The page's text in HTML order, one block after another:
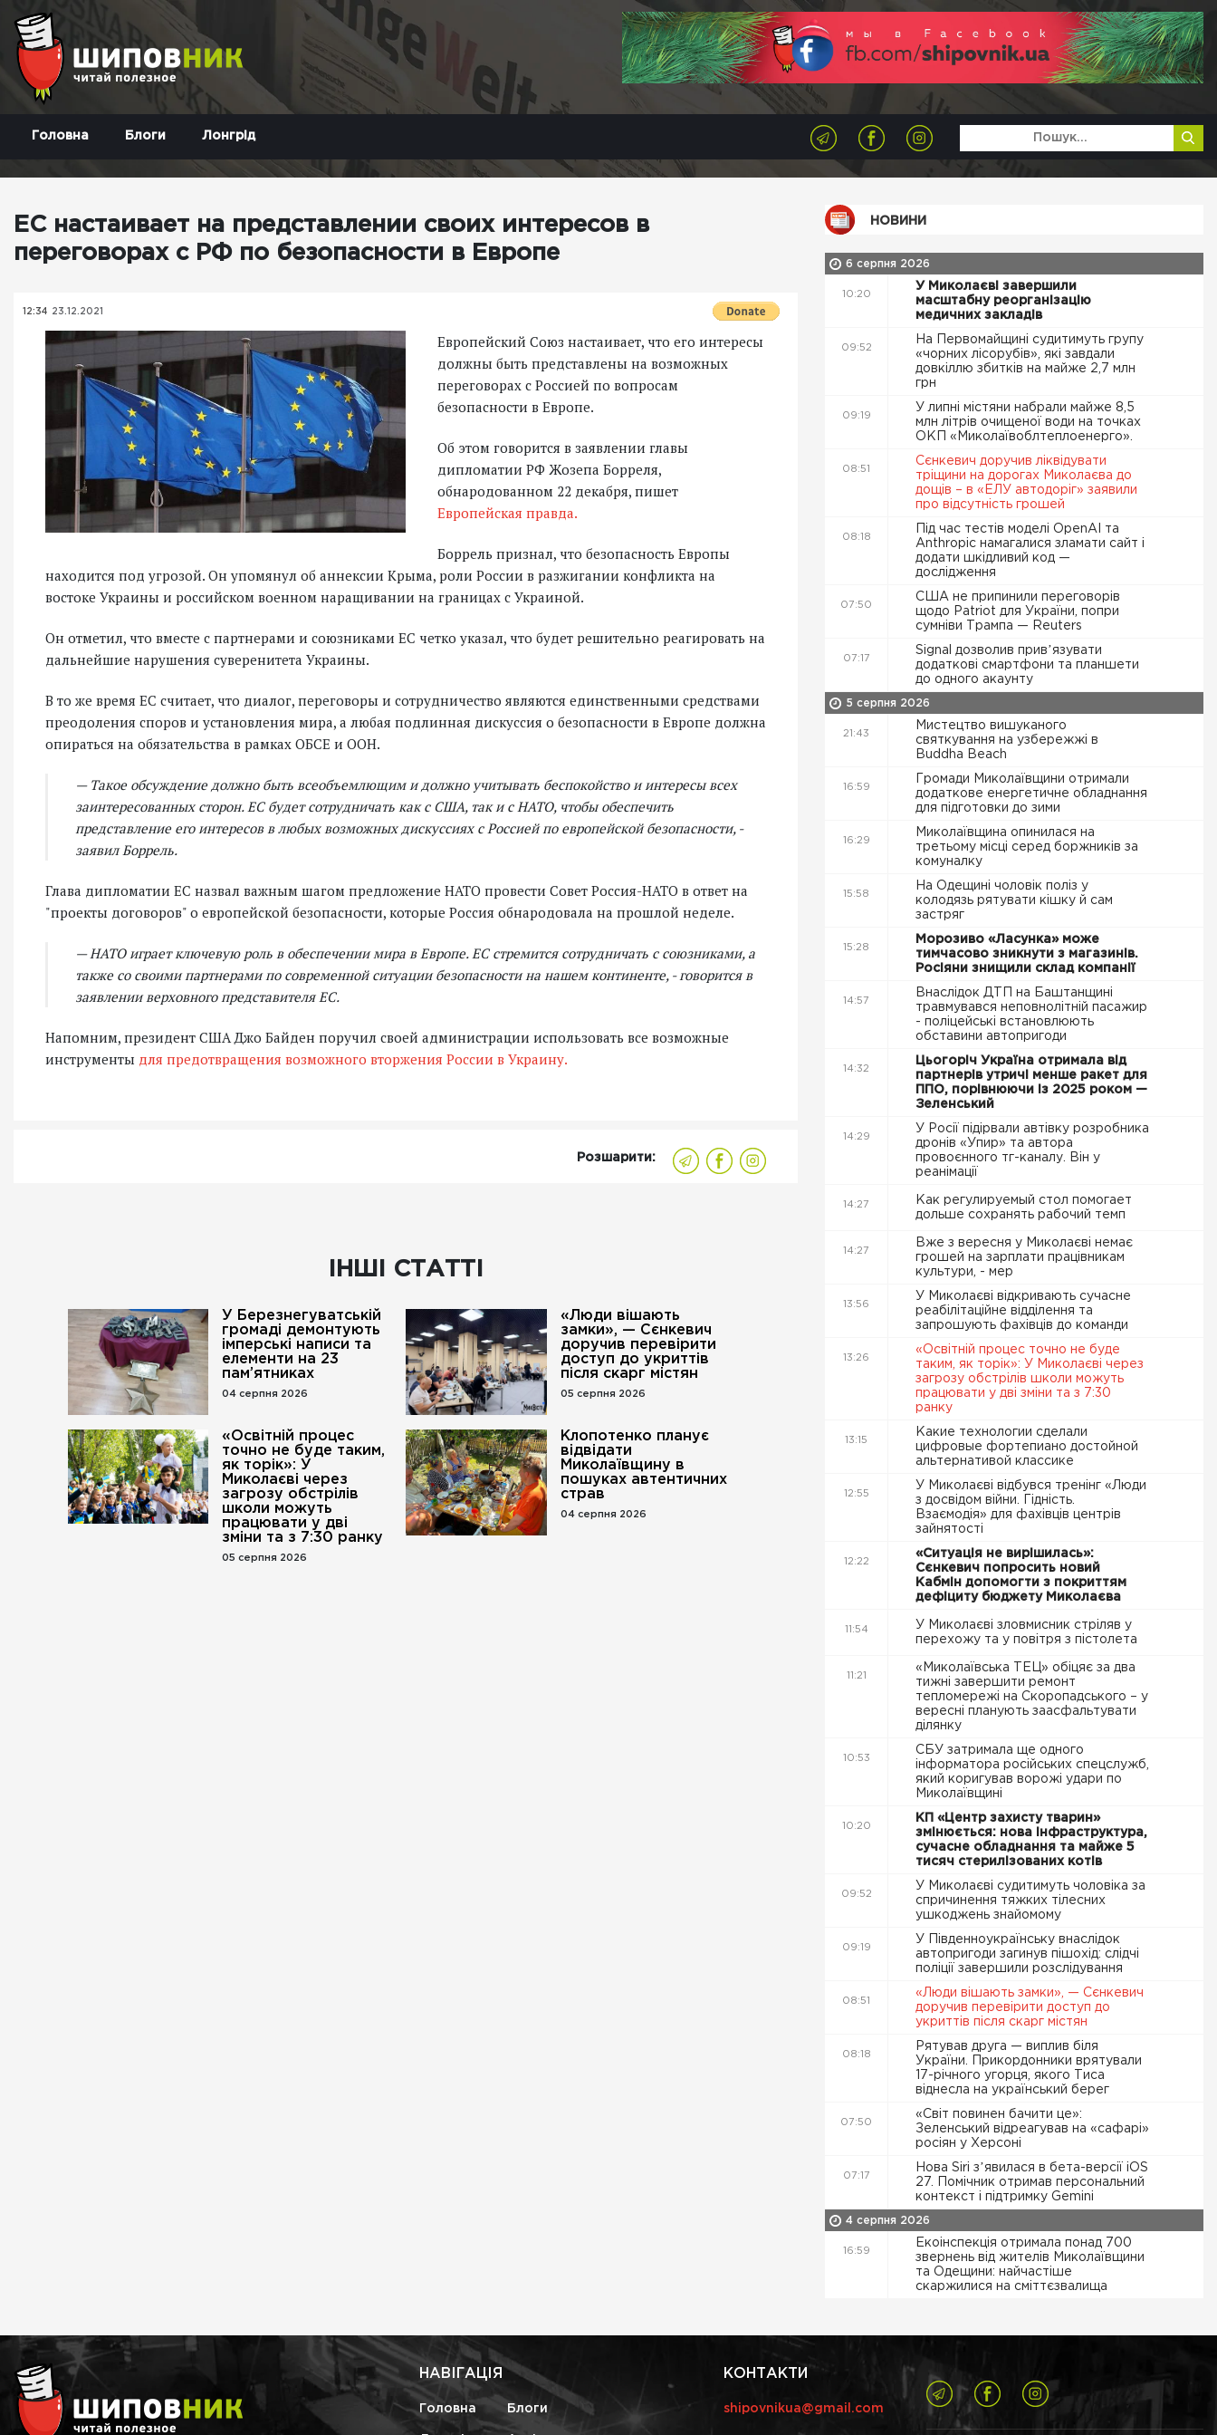
Головна Блоги Лонгрід
ЕС настаивает на представлении своих интересов в
переговорах с РФ по безопасности в Европе
12:34 23.12.2021
Европейский Союз настаивает, что его интересы
должны быть представлены на возможных
переговорах с Россией по вопросам
безопасности в Европе.
Об этом говорится в заявлении главы
дипломатии РФ Жозепа Борреля,
обнародованном 22 декабря, пишет
Европейская правда.
Боррель признал, что безопасность Европы
находится под угрозой. Он упомянул об аннексии Крыма, роли России в разжигании конфликта на
востоке Украины и российском военном наращивании на границах с Украиной.
Он отметил, что вместе с партнерами и союзниками ЕС четко указал, что будет решительно реагировать на
дальнейшие нарушения суверенитета Украины.
В то же время ЕС считает, что диалог, переговоры и сотрудничество являются единственными средствами
преодоления споров и установления мира, а любая подлинная дискуссия о безопасности в Европе должна
опираться на обязательства в рамках ОБСЕ и ООН.
— Такое обсуждение должно быть всеобъемлющим и должно учитывать беспокойство и интересы всех
заинтересованных сторон. ЕС будет сотрудничать как с США, так и с НАТО, чтобы обеспечить
представление его интересов в любых возможных дискуссиях с Россией по европейской безопасности, -
заявил Боррель.
Глава дипломатии ЕС назвал важным шагом предложение НАТО провести Совет Россия-НАТО в ответ на
"проекты договоров" о европейской безопасности, которые Россия обнародовала на прошлой неделе.
— НАТО играет ключевую роль в обеспечении мира в Европе. ЕС стремится сотрудничать с союзниками, а
также со своими партнерами по современной ситуации безопасности на нашем континенте, - говорится в
заявлении верховного представителя ЕС.
Напомним, президент США Джо Байден поручил своей администрации использовать все возможные
инструменты для предотвращения возможного вторжения России в Украину.
Розшарити:
ІНШІ СТАТТІ
У Березнегуватській
громаді демонтують
імперські написи та
елементи на 23
пам’ятниках
04 серпня 2026
«Люди вішають
замки», — Сєнкевич
доручив перевірити
доступ до укриттів
після скарг містян
05 серпня 2026
«Освітній процес
точно не буде таким,
як торік»: У
Миколаєві через
загрозу обстрілів
школи можуть
працювати у дві
зміни та з 7:30 ранку
05 серпня 2026
Клопотенко планує
відвідати
Миколаївщину в
пошуках автентичних
страв
04 серпня 2026
НОВИНИ
6 серпня 2026
10:20
У Миколаєві завершили
масштабну реорганізацію
медичних закладів
09:52
На Первомайщині судитимуть групу
«чорних лісорубів», які завдали
довкіллю збитків на майже 2,7 млн
грн
09:19
У липні містяни набрали майже 8,5
млн літрів очищеної води на точках
ОКП «Миколаївоблтеплоенерго».
08:51
Сєнкевич доручив ліквідувати
тріщини на дорогах Миколаєва до
дощів – в «ЕЛУ автодоріг» заявили
про відсутність грошей
08:18
Під час тестів моделі OpenAI та
Anthropic намагалися зламати сайт і
додати шкідливий код —
дослідження
07:50
США не припинили переговорів
щодо Patriot для України, попри
сумніви Трампа — Reuters
07:17
Signal дозволив привʼязувати
додаткові смартфони та планшети
до одного акаунту
5 серпня 2026
21:43
Мистецтво вишуканого
святкування на узбережжі в
Buddha Beach
16:59
Громади Миколаївщини отримали
додаткове енергетичне обладнання
для підготовки до зими
16:29
Миколаївщина опинилася на
третьому місці серед боржників за
комуналку
15:58
На Одещині чоловік поліз у
колодязь рятувати кішку й сам
застряг
15:28
Морозиво «Ласунка» може
тимчасово зникнути з магазинів.
Росіяни знищили склад компанії
14:57
Внаслідок ДТП на Баштанщині
травмувався неповнолітній пасажир
- поліцейські встановлюють
обставини автопригоди
14:32
Цьогоріч Україна отримала від
партнерів утричі менше ракет для
ППО, порівнюючи із 2025 роком —
Зеленський
14:29
У Росії підірвали автівку розробника
дронів «Упир» та автора
провоєнного тг-каналу. Він у
реанімації
14:27
Как регулируемый стол помогает
дольше сохранять рабочий темп
14:27
Вже з вересня у Миколаєві немає
грошей на зарплати працівникам
культури, - мер
13:56
У Миколаєві відкривають сучасне
реабілітаційне відділення та
запрошують фахівців до команди
13:26
«Освітній процес точно не буде
таким, як торік»: У Миколаєві через
загрозу обстрілів школи можуть
працювати у дві зміни та з 7:30
ранку
13:15
Какие технологии сделали
цифровые фортепиано достойной
альтернативой классике
12:55
У Миколаєві відбувся тренінг «Люди
з досвідом війни. Гідність.
Взаємодія» для фахівців центрів
зайнятості
12:22
«Ситуація не вирішилась»:
Сєнкевич попросить новий
Кабмін допомогти з покриттям
дефіциту бюджету Миколаєва
11:54
У Миколаєві зловмисник стріляв у
перехожу та у повітря з пістолета
11:21
«Миколаївська ТЕЦ» обіцяє за два
тижні завершити ремонт
тепломережі на Скоропадського – у
вересні планують заасфальтувати
ділянку
10:53
СБУ затримала ще одного
інформатора російських спецслужб,
який коригував ворожі удари по
Миколаївщині
10:20
КП «Центр захисту тварин»
змінюється: нова інфраструктура,
сучасне обладнання та майже 5
тисяч стерилізованих котів
09:52
У Миколаєві судитимуть чоловіка за
спричинення тяжких тілесних
ушкоджень знайомому
09:19
У Південноукраїнську внаслідок
автопригоди загинув пішохід: слідчі
поліції завершили розслідування
08:51
«Люди вішають замки», — Сєнкевич
доручив перевірити доступ до
укриттів після скарг містян
08:18
Рятував друга — виплив біля
України. Прикордонники врятували
17-річного угорця, якого Тиса
віднесла на український берег
07:50
«Світ повинен бачити це»:
Зеленський відреагував на «сафарі»
росіян у Херсоні
07:17
Нова Siri зʼявилася в бета-версії iOS
27. Помічник отримав персональний
контекст і підтримку Gemini
4 серпня 2026
16:59
Екоінспекція отримала понад 700
звернень від жителів Миколаївщини
та Одещини: найчастіше
скаржилися на сміттєзвалища
НАВІГАЦІЯ
Головна Блоги
КОНТАКТИ
shipovnikua@gmail.com